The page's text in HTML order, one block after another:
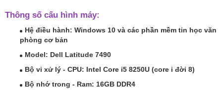
Thông số cấu hình máy:
Hệ điều hành: Windows 10 và các phần mềm tin học văn
phòng cơ bản
Model: Dell Latitude 7490
Bộ vi xử lý - CPU: Intel Core i5 8250U (core i đời 8)
Bộ nhớ trong - Ram: 16GB DDR4